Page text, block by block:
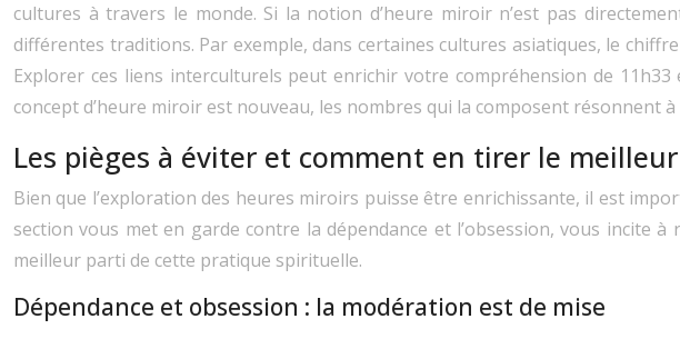
cultures à travers le monde. Si la notion d’heure miroir n’est pas
différentes traditions. Par exemple, dans certaines cultures asiatiques, le
Explorer ces liens interculturels peut enrichir votre compréhension de
concept d’heure miroir est nouveau, les nombres qui la composent résonnent
Les pièges à éviter et comment en tirer le
Bien que l’exploration des heures miroirs puisse être enrichissante, il est
section vous met en garde contre la dépendance et l’obsession, vous
meilleur parti de cette pratique spirituelle.
Dépendance et obsession : la modération est de mise